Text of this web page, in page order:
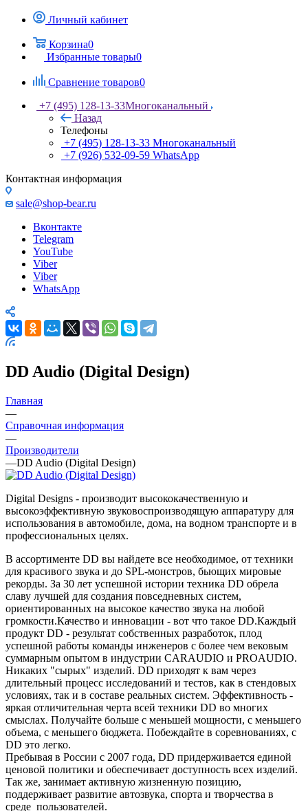
Личный кабинет
Корзина0
Избранные товары0
Сравнение товаров0
+7 (495) 128-13-33Многоканальный
Назад
Телефоны
+7 (495) 128-13-33 Многоканальный
+7 (926) 532-09-59 WhatsApp
Контактная информация
sale@shop-bear.ru
Вконтакте
Telegram
YouTube
Viber
Viber
WhatsApp
DD Audio (Digital Design)
Главная
—
Справочная информация
—
Производители
—DD Audio (Digital Design)
Digital Designs - производит высококачественную и
высокоэффективную звуковоспроизводящую аппаратуру для
использования в автомобиле, дома, на водном транспорте и в
профессиональных целях.
В ассортименте DD вы найдете все необходимое, от техники
для красивого звука и до SPL-монстров, бьющих мировые
рекорды. За 30 лет успешной истории техника DD обрела
славу лучшей для создания повседневных систем,
ориентированных на высокое качество звука на любой
громкости.Качество и инновации - вот что такое DD.Каждый
продукт DD - результат собственных разработок, плод
успешной работы команды инженеров с более чем вековым
суммарным опытом в индустрии CARAUDIO и PROAUDIO.
Никаких "сырых" изделий. DD приходят к вам через
длительный процесс исследований и тестов, как в стендовых
условиях, так и в составе реальных систем. Эффективность -
яркая отличительная черта всей техники DD во многих
смыслах. Получайте больше с меньшей мощности, с меньшего
объема, с меньшего бюджета. Побеждайте в соревнованиях, с
DD это легко.
Пребывая в России с 2007 года, DD придерживается единой
ценовой политики и обеспечивает доступность всех изделий.
Так же, занимает активную жизненную позицию,
поддерживает развитие автозвука, спорта и творчества в
среде пользователей.